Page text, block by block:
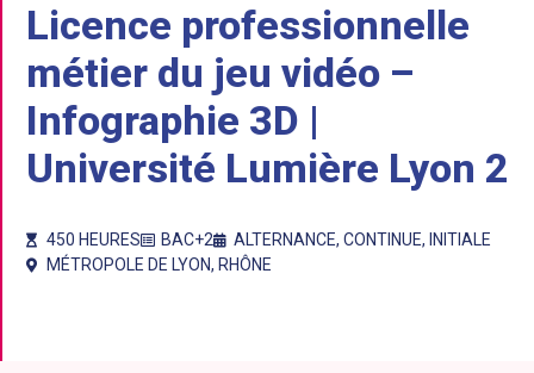
Licence professionnelle
métier du jeu vidéo –
Infographie 3D |
Université Lumière Lyon 2
450 HEURES BAC+2 ALTERNANCE, CONTINUE, INITIALE
MÉTROPOLE DE LYON, RHÔNE